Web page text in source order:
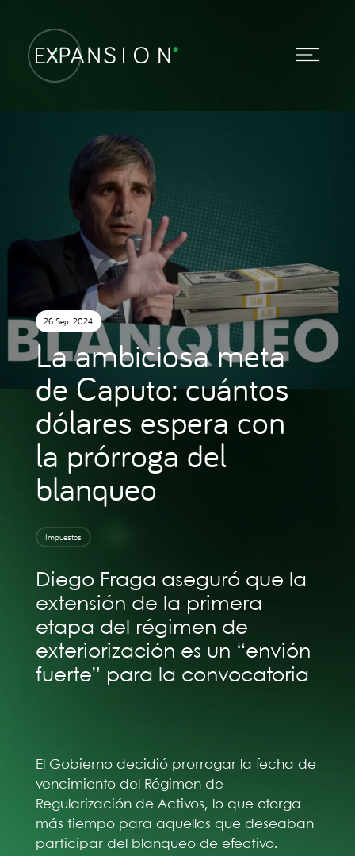
26 Sep. 2024
La ambiciosa meta
de Caputo: cuántos
dólares espera con
la prórroga del
blanqueo
Impuestos
Diego Fraga aseguró que la
extensión de la primera
etapa del régimen de
exteriorización es un “envión
fuerte” para la convocatoria
El Gobierno decidió prorrogar la fecha de
vencimiento del Régimen de
Regularización de Activos, lo que otorga
más tiempo para aquellos que deseaban
participar del blanqueo de efectivo.